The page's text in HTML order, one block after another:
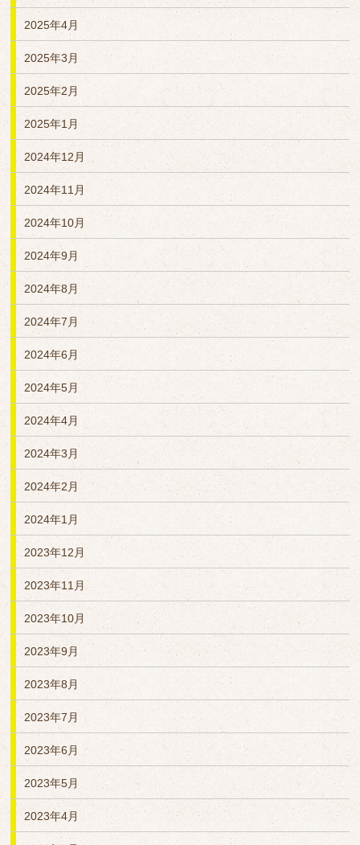
2025年4月
2025年3月
2025年2月
2025年1月
2024年12月
2024年11月
2024年10月
2024年9月
2024年8月
2024年7月
2024年6月
2024年5月
2024年4月
2024年3月
2024年2月
2024年1月
2023年12月
2023年11月
2023年10月
2023年9月
2023年8月
2023年7月
2023年6月
2023年5月
2023年4月